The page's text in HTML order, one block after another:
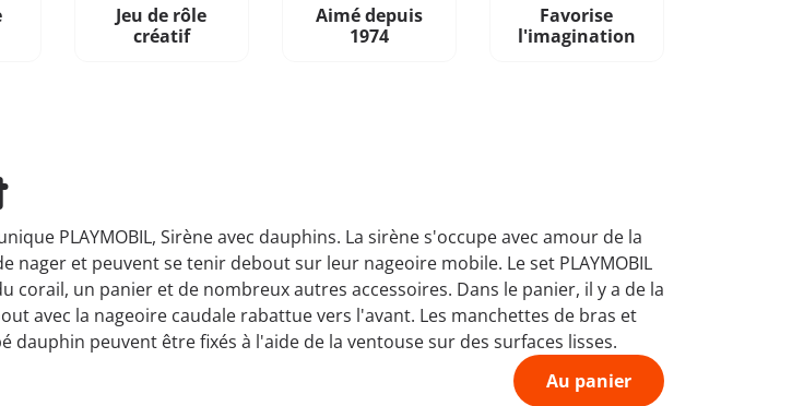
Jeu de rôle
créatif
Aimé depuis
1974
Favorise
l'imagination
PLAYMOBIL, Sirène avec dauphins. La sirène s'occupe avec amour de la
et peuvent se tenir debout sur leur nageoire mobile. Le set PLAYMOBIL
un panier et de nombreux autres accessoires. Dans le panier, il y a de la
avec la nageoire caudale rabattue vers l'avant. Les manchettes de bras et
peuvent être fixés à l'aide de la ventouse sur des surfaces lisses.
Au panier